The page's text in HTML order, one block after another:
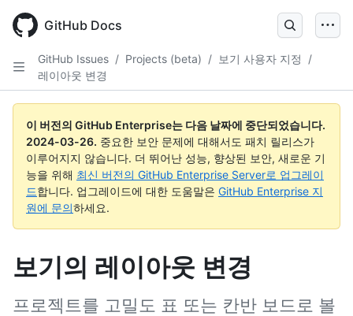
main
GitHub Docs
GitHub Issues / Projects (beta) / 보기 사용자 지정
/
레이아웃 변경
이 버전의 GitHub Enterprise는 다음 날짜에 중단되었습니다.
2024-03-26. 중요한 보안 문제에 대해서도 패치 릴리스가
이루어지지 않습니다. 더 뛰어난 성능, 향상된 보안, 새로운 기
능을 위해 최신 버전의 GitHub Enterprise Server로 업그레이
드합니다. 업그레이드에 대한 도움말은 GitHub Enterprise 지
원에 문의하세요.
보기의 레이아웃 변경
프로젝트를 고밀도 표 또는 칸반 보드로 볼